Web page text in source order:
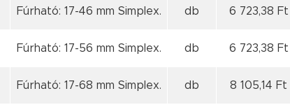
Fúrható: 17-46 mm Simplex. db 6 723,38 Ft
Fúrható: 17-56 mm Simplex. db 6 723,38 Ft
Fúrható: 17-68 mm Simplex. db 8 105,14 Ft